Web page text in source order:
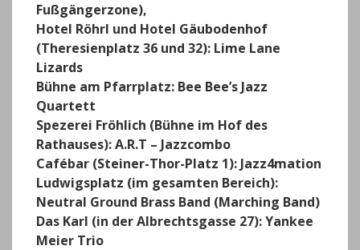
Fußgängerzone),
Hotel Röhrl und Hotel Gäubodenhof
(Theresienplatz 36 und 32): Lime Lane
Lizards
Bühne am Pfarrplatz: Bee Bee’s Jazz
Quartett
Spezerei Fröhlich (Bühne im Hof des
Rathauses):A.R.T – Jazzcombo
Cafébar (Steiner-Thor-Platz 1): Jazz4mation
Ludwigsplatz (im gesamten Bereich):
Neutral Ground Brass Band (Marching Band)
Das Karl (in der Albrechtsgasse 27):Yankee
Meier Trio